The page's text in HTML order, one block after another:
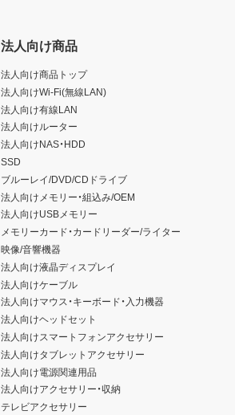
法人向け商品
法人向け商品トップ
法人向けWi-Fi(無線LAN)
法人向け有線LAN
法人向けルーター
法人向けNAS・HDD
SSD
ブルーレイ/DVD/CDドライブ
法人向けメモリー・組込み/OEM
法人向けUSBメモリー
メモリーカード・カードリーダー/ライター
映像/音響機器
法人向け液晶ディスプレイ
法人向けケーブル
法人向けマウス・キーボード・入力機器
法人向けヘッドセット
法人向けスマートフォンアクセサリー
法人向けタブレットアクセサリー
法人向け電源関連用品
法人向けアクセサリー・収納
テレビアクセサリー